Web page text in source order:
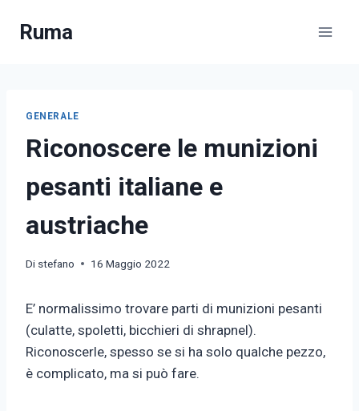
Ruma
GENERALE
Riconoscere le munizioni
pesanti italiane e
austriache
Di stefano 16 Maggio 2022
E’ normalissimo trovare parti di munizioni pesanti
(culatte, spoletti, bicchieri di shrapnel).
Riconoscerle, spesso se si ha solo qualche pezzo,
è complicato, ma si può fare.